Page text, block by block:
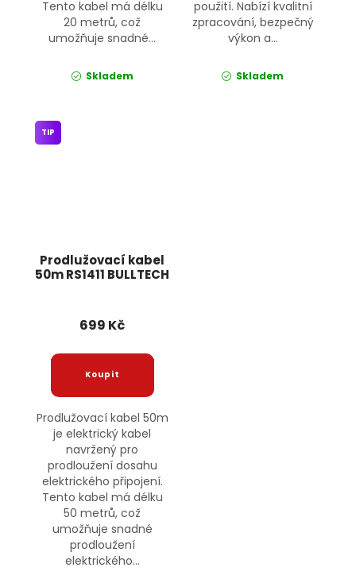
Tento kabel má délku
20 metrů, což
umožňuje snadné...
Skladem
použití. Nabízí kvalitní
zpracování, bezpečný
výkon a...
Skladem
Prodlužovací kabel
50m RS1411 BULLTECH
TIP
699 Kč
Prodlužovací kabel 50m
je elektrický kabel
navržený pro
prodloužení dosahu
elektrického připojení.
Tento kabel má délku
50 metrů, což
umožňuje snadné
prodloužení
elektrického...